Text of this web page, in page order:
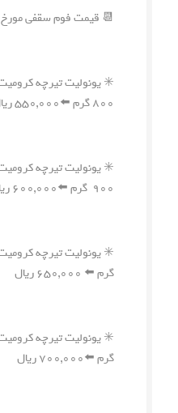
📆 قیمت فوم سقفی مورخ ۰۰/۰۱/۲۳
۸۰۰ گرم ⬅️۵۵۰,۰۰۰ ریال
۹۰۰ گرم ⬅️۶۰۰,۰۰۰ ریال
گرم ⬅️ ۶۵۰,۰۰۰ ریال
گرم ⬅️۷۰۰,۰۰۰ ریال